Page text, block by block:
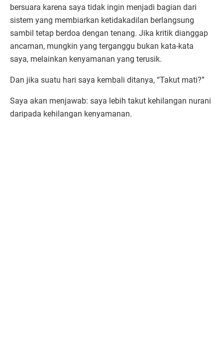
bersuara karena saya tidak ingin menjadi bagian dari
sistem yang membiarkan ketidakadilan berlangsung
sambil tetap berdoa dengan tenang. Jika kritik dianggap
ancaman, mungkin yang terganggu bukan kata-kata
saya, melainkan kenyamanan yang terusik.
Dan jika suatu hari saya kembali ditanya, “Takut mati?”
Saya akan menjawab: saya lebih takut kehilangan nurani
daripada kehilangan kenyamanan.